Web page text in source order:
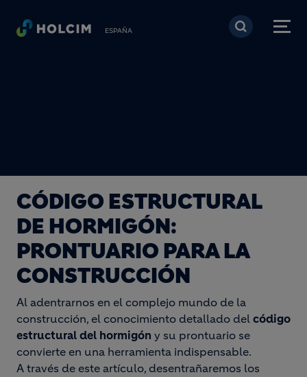
Pasar al contenido
ESPAÑA
CÓDIGO ESTRUCTURAL
DE HORMIGÓN:
PRONTUARIO PARA LA
CONSTRUCCIÓN
Al adentrarnos en el complejo mundo de la
construcción, el conocimiento detallado del código
estructural del hormigón y su prontuario se
convierte en una herramienta indispensable.
A través de este artículo, desentrañaremos los